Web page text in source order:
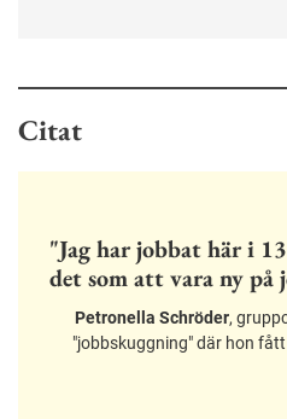
Citat
"Jag har jobbat här i
det som att vara ny på
Petronella Schröder,
"jobbskuggning" där hon